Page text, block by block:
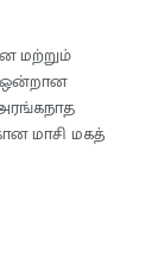
மற்றும்
ஒன்றான
மாசி மகத்